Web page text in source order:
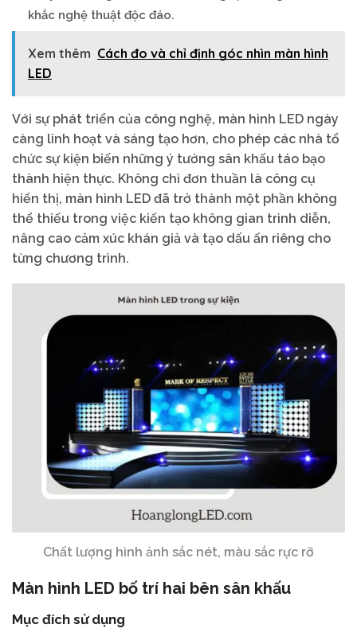
khắc nghệ thuật độc đáo.
Xem thêm Cách đo và chỉ định góc nhìn màn hình
LED
Với sự phát triển của công nghệ, màn hình LED ngày
càng linh hoạt và sáng tạo hơn, cho phép các nhà tổ
chức sự kiện biến những ý tưởng sân khấu táo bạo
thành hiện thực. Không chỉ đơn thuần là công cụ
hiển thị, màn hình LED đã trở thành một phần không
thể thiếu trong việc kiến tạo không gian trình diễn,
nâng cao cảm xúc khán giả và tạo dấu ấn riêng cho
từng chương trình.
Chất lượng hình ảnh sắc nét, màu sắc rực rỡ
Màn hình LED bố trí hai bên sân khấu
Mục đích sử dụng